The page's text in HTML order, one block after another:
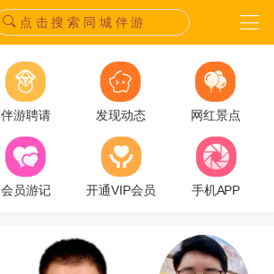
点 击 搜 索 同 城 伴 游
伴游聘请 发现动态 网红景点
会员游记 开通VIP会员 手机APP